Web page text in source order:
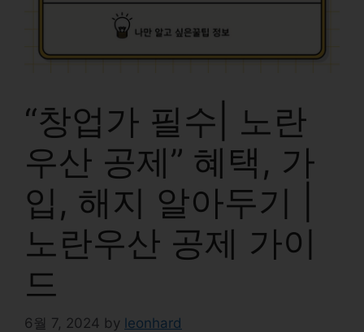
“창업가 필수| 노란
우산 공제” 혜택, 가
입, 해지 알아두기 |
노란우산 공제 가이
드
6월 7, 2024 by leonhard